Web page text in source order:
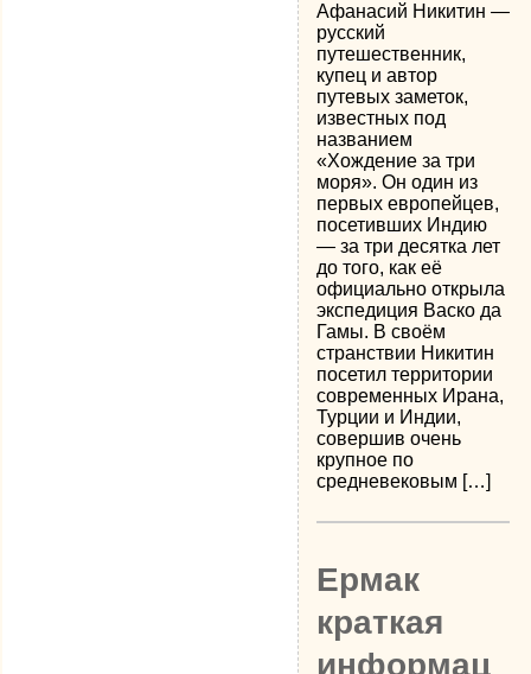
Афанасий Никитин —
русский
путешественник,
купец и автор
путевых заметок,
известных под
названием
«Хождение за три
моря». Он один из
первых европейцев,
посетивших Индию
— за три десятка лет
до того, как её
официально открыла
экспедиция Васко да
Гамы. В своём
странствии Никитин
посетил территории
современных Ирана,
Турции и Индии,
совершив очень
крупное по
средневековым […]
Ермак
краткая
информац